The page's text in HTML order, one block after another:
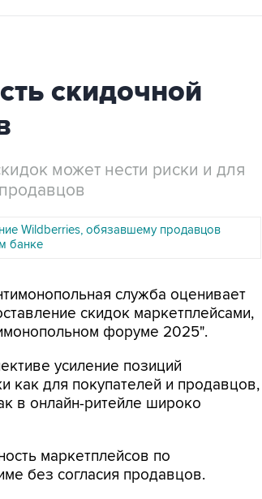
скидочной
может нести риски и для
Wildberries, обязавшему продавцов
банке
служба оценивает
скидок маркетплейсами,
форуме 2025".
усиление позиций
как для покупателей и продавцов,
в онлайн-ритейле широко
маркетплейсов по
без согласия продавцов.